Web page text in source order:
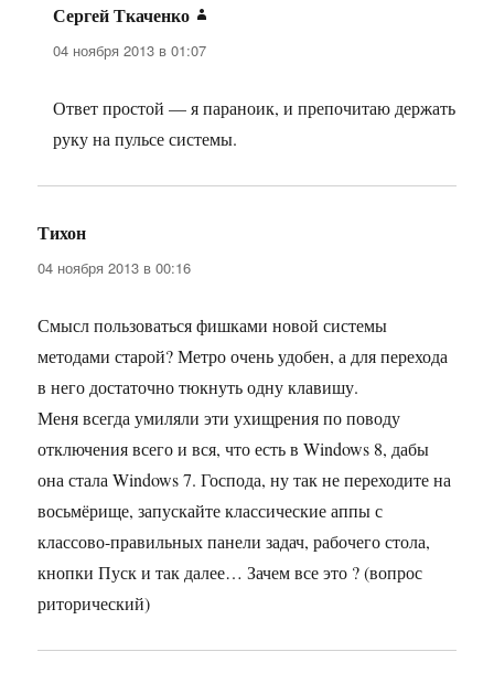
Сергей Ткаченко
04 ноября 2013 в 01:07
Ответ простой — я параноик, и препочитаю держать
руку на пульсе системы.
Тихон
04 ноября 2013 в 00:16
Смысл пользоваться фишками новой системы
методами старой? Метро очень удобен, а для перехода
в него достаточно тюкнуть одну клавишу.
Меня всегда умиляли эти ухищрения по поводу
отключения всего и вся, что есть в Windows 8, дабы
она стала Windows 7. Господа, ну так не переходите на
восьмёрище, запускайте классические аппы с
классово-правильных панели задач, рабочего стола,
кнопки Пуск и так далее… Зачем все это ? (вопрос
риторический)